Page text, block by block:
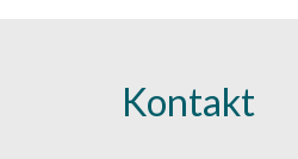
Kontakt